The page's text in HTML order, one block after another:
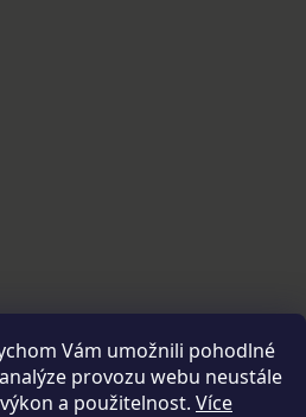
Vám umožnili pohodlné
provozu webu neustále
a použitelnost. Více